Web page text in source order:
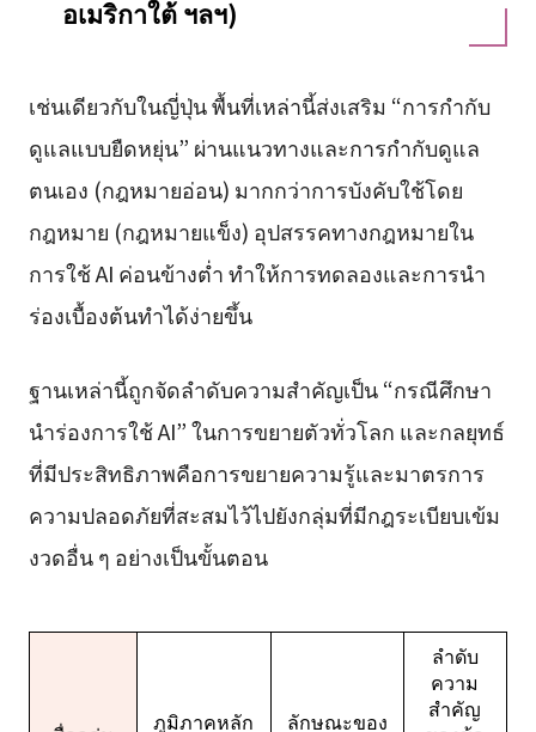
อเมริกาใต้ ฯลฯ)
เช่นเดียวกับในญี่ปุ่น พื้นที่เหล่านี้ส่งเสริม “การกำกับ
ดูแลแบบยืดหยุ่น” ผ่านแนวทางและการกำกับดูแล
ตนเอง (กฎหมายอ่อน) มากกว่าการบังคับใช้โดย
กฎหมาย (กฎหมายแข็ง) อุปสรรคทางกฎหมายใน
การใช้ AI ค่อนข้างต่ำ ทำให้การทดลองและการนำ
ร่องเบื้องต้นทำได้ง่ายขึ้น
ฐานเหล่านี้ถูกจัดลำดับความสำคัญเป็น “กรณีศึกษา
นำร่องการใช้ AI” ในการขยายตัวทั่วโลก และกลยุทธ์
ที่มีประสิทธิภาพคือการขยายความรู้และมาตรการ
ความปลอดภัยที่สะสมไว้ไปยังกลุ่มที่มีกฎระเบียบเข้ม
งวดอื่น ๆ อย่างเป็นขั้นตอน
ภูมิภาคหลัก
ลักษณะของ
ลำดับ
ความ
สำคัญ